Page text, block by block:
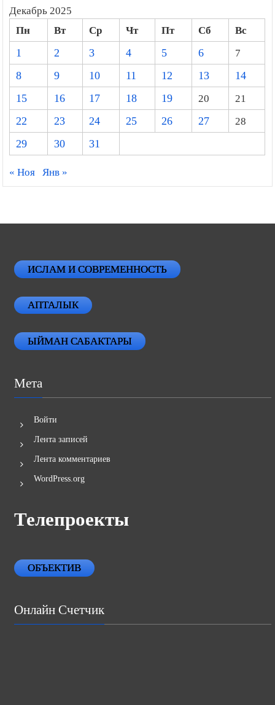
Декабрь 2025
Пн Вт Ср Чт Пт Сб
Вс
1
2 3 4 5 6
7
8
9 10 11 12 13
14
15
16 17 18 19 20
21
22
23 24 25 26 27
28
29
30 31
« Ноя Янв »
ИСЛАМ И СОВРЕМЕННОСТЬ
АПТАЛЫК
ЫЙМАН САБАКТАРЫ
Мета
Войти
Лента записей
Лента комментариев
WordPress.org
Телепроекты
ОБЪЕКТИВ
Онлайн Счетчик